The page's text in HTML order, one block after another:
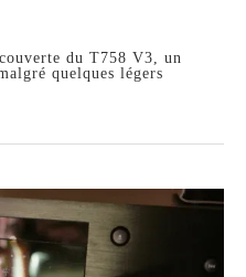
du T758 V3, un
quelques légers